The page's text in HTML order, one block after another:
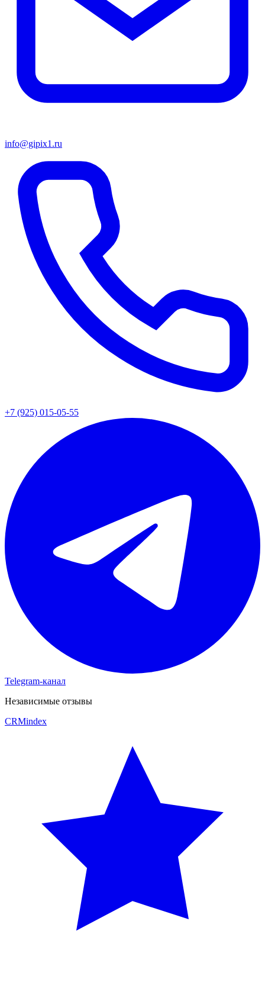
info@gipix1.ru
+7 (925) 015-05-55
Telegram-канал
Независимые отзывы
CRMindex